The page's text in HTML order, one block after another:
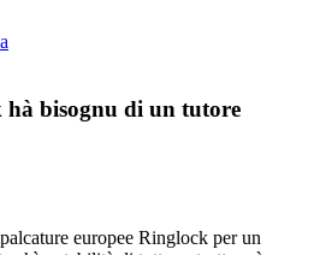
hà bisognu di un tutore
europee Ringlock per un